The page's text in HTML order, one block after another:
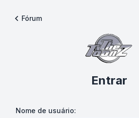
Fórum
Entrar
Nome de usuário: